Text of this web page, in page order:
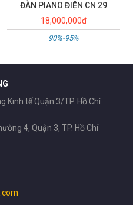
Đàn Piano Điện Kawai CN33
15,000,000đ
Đàn còn mới 90 /95%
Kinh tế Quận 3/TP. Hồ Chí
4, Quận 3, TP. Hồ Chí